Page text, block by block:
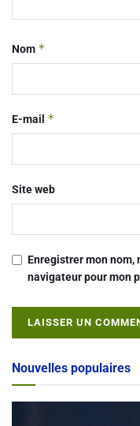
Nom *
E-mail *
Site web
Enregistrer mon nom,
navigateur pour mon
Alternative:
Nouvelles populaires